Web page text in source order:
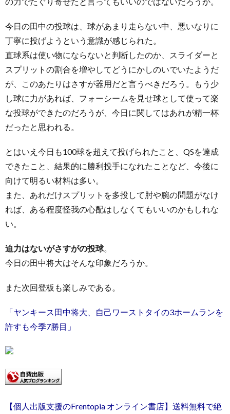
今日の田中の投球は、球があまり走らない中、悪いなりに
丁寧に投げようという意識が感じられた。
直球系は使い物にならないと判断したのか、スライダーと
スプリットの割合を増やしてどうにかしのいでいたようだ
が、このあたりはさすが器用だと言うべきだろう。もう少
し球に力があれば、フォーシームを見せ球として使って楽
な投球ができたのだろうが、今日に関してはあれが精一杯
だったと思われる。
とはいえ今日も100球を超えて投げられたこと、QSを達成
できたこと、結果的に勝利投手になれたことなど、今後に
向けて明るい材料は多い。
また、あれだけスプリットを多投して肘や腕の問題がなけ
れば、ある程度怪我の心配はしなくてもいいのかもしれな
い。
迫力はないがさすがの投球。
今日の田中将大はそんな印象だろうか。
また次回登板も楽しみである。
「ヤンキース田中将大、自己ワーストタイの3ホームランを
許すも今季7勝目」
【個人出版支援のFrentopia オンライン書店】送料無料で絶